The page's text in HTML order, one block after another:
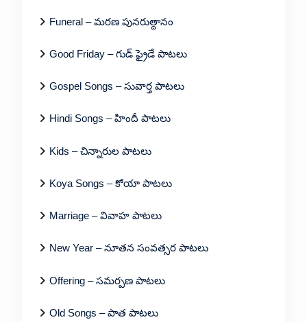
Funeral – మరణ పునరుత్దానం
Good Friday – గుడ్ ఫ్రైడే పాటలు
Gospel Songs – సువార్త పాటలు
Hindi Songs – హిందీ పాటలు
Kids – చిన్నారుల పాటలు
Koya Songs – కోయా పాటలు
Marriage – వివాహ పాటలు
New Year – నూతన సంవత్సర పాటలు
Offering – సమర్పణ పాటలు
Old Songs – పాత పాటలు